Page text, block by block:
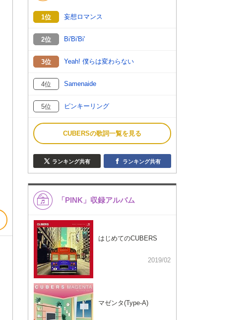
1位 妄想ロマンス
2位 Bi'Bi'Bi'
3位 Yeah! 僕らは変わらない
4位 Samenaide
5位 ピンキーリング
CUBERSの歌詞一覧を見る
ランキング共有 ランキング共有
「PINK」収録アルバム
はじめてのCUBERS
2019/02
マゼンタ(Type-A)